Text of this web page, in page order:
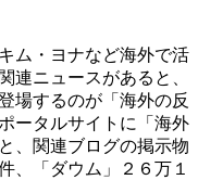
ム・ヨナなど海外で活
連ニュースがあると、
場するのが「海外の反
ータルサイトに「海外
、関連ブログの掲示物
、「ダウム」２６万１